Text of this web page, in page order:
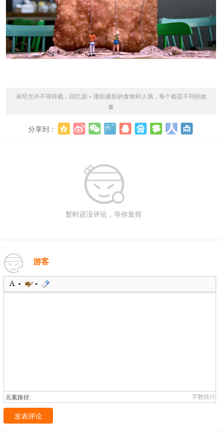
未经允许不得转载： 回忆源 » 微距摄影的食物和人偶，每个都是不同的故
事
分享到：
暂时还没评论，等你发挥
游客
元素路径: 字数统计
发表评论